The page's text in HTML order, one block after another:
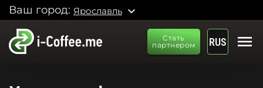
Ваш город: Ярославль expand_more
Стать
партнером
RUS menu